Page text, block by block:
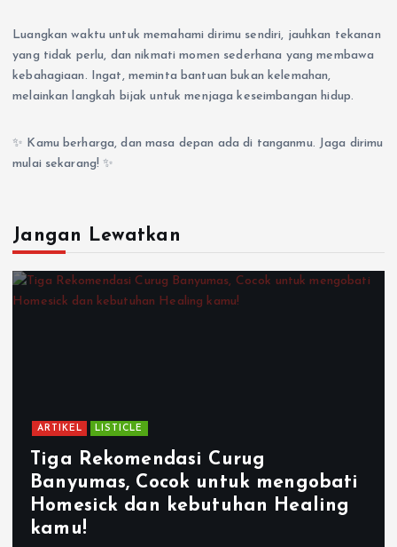
Luangkan waktu untuk memahami dirimu sendiri, jauhkan tekanan
yang tidak perlu, dan nikmati momen sederhana yang membawa
kebahagiaan. Ingat, meminta bantuan bukan kelemahan,
melainkan langkah bijak untuk menjaga keseimbangan hidup.
✨ Kamu berharga, dan masa depan ada di tanganmu. Jaga dirimu
mulai sekarang! ✨
Jangan Lewatkan
ARTIKEL LISTICLE
Tiga Rekomendasi Curug
Banyumas, Cocok untuk mengobati
Homesick dan kebutuhan Healing
kamu!